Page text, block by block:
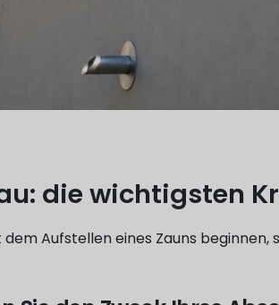
die wichtigsten
dem Aufstellen eines Zauns